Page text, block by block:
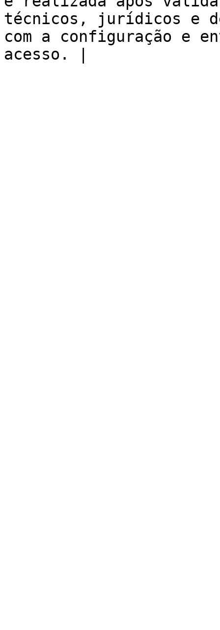
técnicos, jurídicos e
com a configuração e